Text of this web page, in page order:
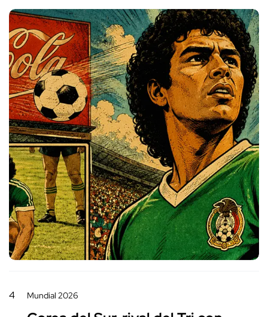
4 Mundial 2026